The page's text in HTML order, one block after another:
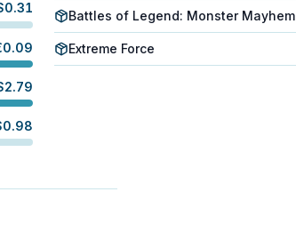
0.31
0.09
2.79
0.98
Battles of Legend: Monster Mayhem
Extreme Force